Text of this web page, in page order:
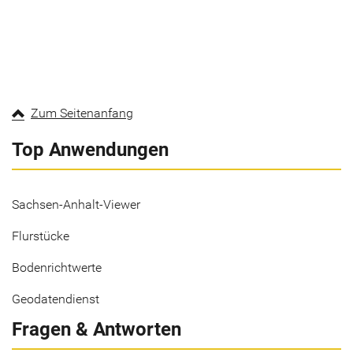
Zum Seitenanfang
Top Anwendungen
Sachsen-Anhalt-Viewer
Flurstücke
Bodenrichtwerte
Geodatendienst
Fragen & Antworten